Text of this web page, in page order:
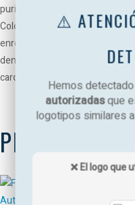
purificador (1) de la base (3).
Coloque la arandela de sellado
enrósquelo en la base (3) hasta
demasiado. Humedezca la junta
carcasa (1) y enrosque la ésta
PRODUCTOS
⚠️
Hemos
autorizadasque
logotipos similares
❌ El logo que